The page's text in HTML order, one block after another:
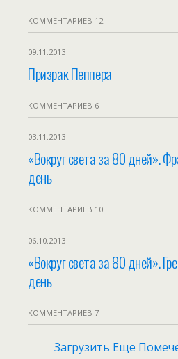
КОММЕНТАРИЕВ 12
09.11.2013
Призрак Пеппера
КОММЕНТАРИЕВ 6
03.11.2013
«Вокруг света за 80 дней».
день
КОММЕНТАРИЕВ 10
06.10.2013
«Вокруг света за 80 дней».
день
КОММЕНТАРИЕВ 7
Загрузить Еще